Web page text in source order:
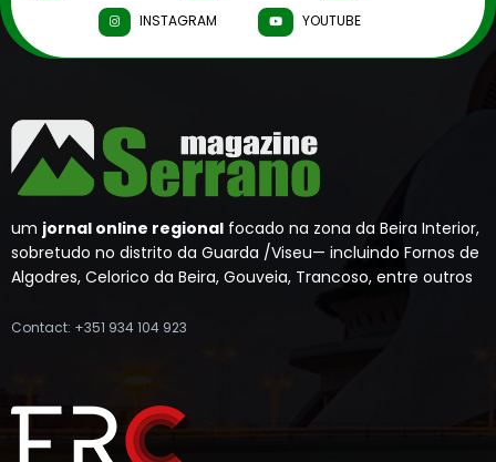
INSTAGRAM
YOUTUBE
um jornal online regional focado na zona da Beira Interior,
sobretudo no distrito da Guarda /Viseu— incluindo Fornos de
Algodres, Celorico da Beira, Gouveia, Trancoso, entre outros
Contact: +351 934 104 923